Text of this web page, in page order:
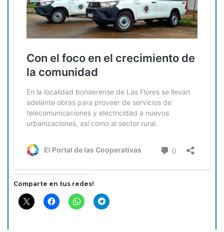
Comparte en tus redes!